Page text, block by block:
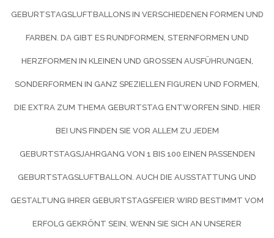
EBURTSTAGSLUFTBALLONS IN VERSCHIEDENEN FORMEN UND F
ARBEN. DA GIBT ES RUNDFORMEN, STERNFORMEN UND H
ERZFORMEN IN KLEINEN UND GROSSEN AUSFÜHRUNGEN, SO
NDERFORMEN IN GANZ SPEZIELLEN FIGUREN UND FORMEN, DI
E EXTRA ZUM THEMA GEBURTSTAG ENTWORFEN SIND. HIER BE
I UNS FINDEN SIE VOR ALLEM ZU JEDEM GE
BURTSTAGSJAHRGANG VON 1 BIS 100 EINEN PASSENDEN GE
BURTSTAGSLUFTBALLON. AUCH DIE AUSSTATTUNG UND GE
STALTUNG IHRER GEBURTSTAGSFEIER WIRD BESTIMMT VOM ER
FOLG GEKRÖNT SEIN, WENN SIE SICH AN UNSERER RE